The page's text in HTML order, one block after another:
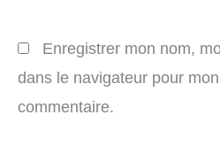
Enregistrer mon nom,
dans le navigateur pour
commentaire.